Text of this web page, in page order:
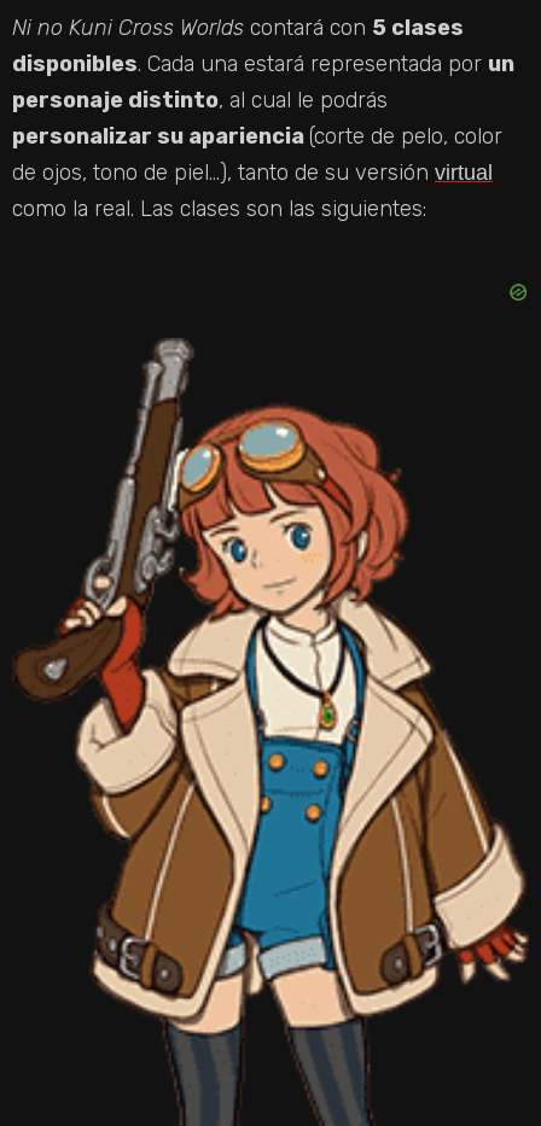
Ni no Kuni Cross Worlds contará con 5 clases
disponibles. Cada una estará representada por un
personaje distinto, al cual le podrás
personalizar su apariencia(corte de pelo, color
de ojos, tono de piel…), tanto de su versión virtual
como la real. Las clases son las siguientes: